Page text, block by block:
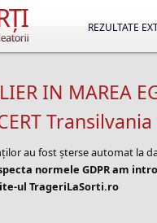
REZULTATE
IN MAREA
Transilvania
au fost șterse automat la
normele GDPR am
ul TrageriLaSorti.ro